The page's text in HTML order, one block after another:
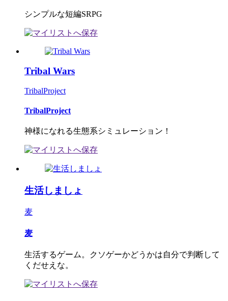
シンプルな短編SRPG
Tribal Wars
TribalProject
TribalProject
神様になれる生態系シミュレーション！
生活しましょ
麦
麦
生活するゲーム。クソゲーかどうかは自分で判断して
くだせえな。